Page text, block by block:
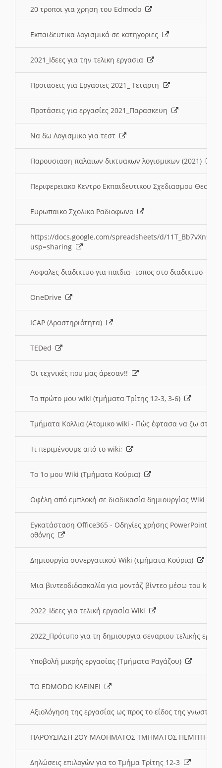
20 τροποι για χρηση του Edmodo
Εκπαιδευτικα λογισμικά σε κατηγοριες
2021_Ιδεες για την τελικη εργασια
Προτασεις για Εργασιες 2021_ Τεταρτη
Προτάσεις για εργασίες 2021_Παρασκευη
Να δω Λογισμικο για τεστ
Παρουσιαση παλαιων δικτυακων λογισμικων (2021)
Περιφερειακο Κεντρο Εκπαιδευτικου Σχεδιασμου
Ευρωπαικο Σχολικο Ραδιοφωνο
https://docs.google.com/spreadsheets/d/
usp=sharing
Ασφαλες διαδικτυο για παιδια- τοπος στο διαδικτυο
OneDrive
ICAP (Δραστηριότητα)
TEDed
Οι τεχνικές που μας άρεσαν!!
Το πρώτο μου wiki (τμήματα Τρίτης 12-3, 3-6)
Τμήματα Κολλια (Ατομικο wiki - Πώς έφτασα να ζω στην
Τι περιμένουμε από το wiki;
Το 1ο μου Wiki (Τμήματα Κούρια)
Οφέλη από εμπλοκή σε διαδικασία δημιουργίας Wiki
Εγκατάσταση Office365 - Οδηγίες χρήσης PowerPoint
οθόνης
Δημιουργία συνεργατικού Wiki (τμήματα Κούρια)
Μια βιντεοδιδασκαλία για μοντάζ βίντεο μέσω του
2022_Ιδεες για τελική εργασία Wiki
2022_Πρότυπο για τη δημιουργια σεναριου τελικής
Υποβολή μικρής εργασίας (Τμήματα Ραγάζου)
ΤΟ EDMODO ΚΛΕΙΝΕΙ
Αξιολόγηση της εργασίας ως προς το είδος της
ΠΑΡΟΥΣΙΑΣΗ 2ΟΥ ΜΑΘΗΜΑΤΟΣ ΤΜΗΜΑΤΟΣ
Δηλώσεις επιλογών για το Τμήμα Τρίτης 12-3